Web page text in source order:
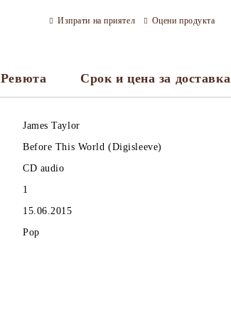
Изпрати на приятел Оцени продукта
Ревюта Срок и цена за доставка
James Taylor
Before This World (Digisleeve)
CD audio
1
15.06.2015
Pop